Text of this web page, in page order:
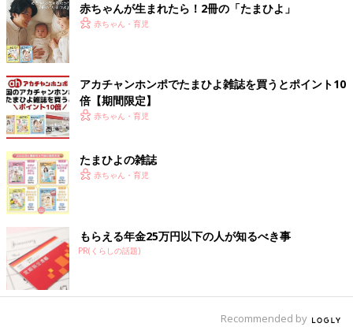
す。私は40代後半で飼いだしましたが、なんでもっと早く飼わな
かったんだろうと思いました。ぜひ飼って欲しい。大変なことも
多いと思うけれど、自分の知らない世界が広がります」
「一番は家庭に変化をもたらしました。不登校の息子に笑顔が増
えました。何より、ずっと息子と家にいて塞ぎがちだった自分の
心が癒されています」
金銭的なこと、時間的なこと、もちろん大変なこともあります
が、みんなで一緒に考えて、キュートな新しい家族を迎えられる
といいですね。
（文・井上裕紀子）
体を洗うボディタオルは、やわらかめ
派？かため派？それとも手洗い派？ 専
よ」アプリユーザーにアンケートするととも
赤ちゃんが生まれたら！2冊の「たまひよ」
赤ちゃん・育児
アカチャンホンポでたまひよ雑誌を買うとポイント10
倍【期間限定】
赤ちゃん・育児
たまひよの雑誌
赤ちゃん・育児
もらえる年金25万円以下の人が知るべき事
PR(くらしの話題)
Recommended by